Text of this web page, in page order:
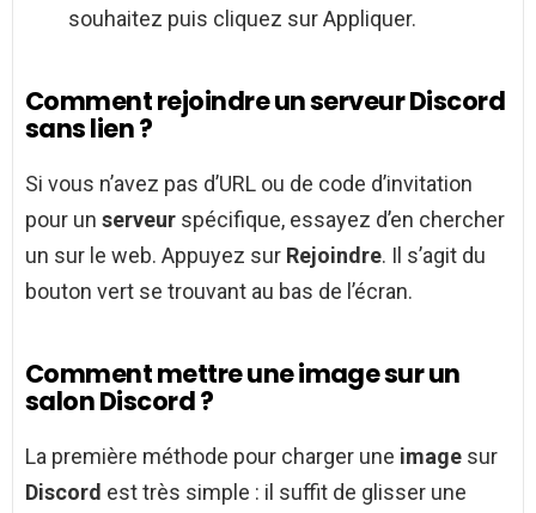
souhaitez puis cliquez sur Appliquer.
Comment rejoindre un serveur Discord
sans lien ?
Si vous n’avez pas d’URL ou de code d’invitation
pour un serveur spécifique, essayez d’en chercher
un sur le web. Appuyez sur Rejoindre. Il s’agit du
bouton vert se trouvant au bas de l’écran.
Comment mettre une image sur un
salon Discord ?
La première méthode pour charger une image sur
Discord est très simple : il suffit de glisser une